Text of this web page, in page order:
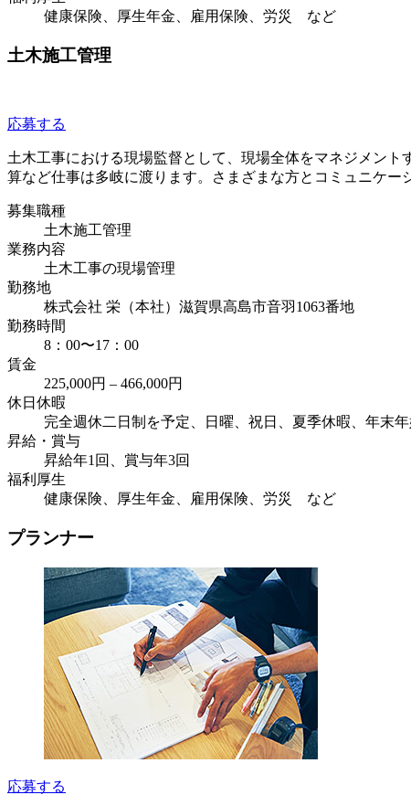
健康保険、厚生年金、雇用保険、労災 など
土木施工管理
応募する
土木工事における現場監督として、現場全体をマネジメン
算など仕事は多岐に渡ります。さまざまな方とコミュニケ
募集職種
土木施工管理
業務内容
土木工事の現場管理
勤務地
株式会社 栄（本社）滋賀県高島市音羽1063番地
勤務時間
8：00〜17：00
賃金
225,000円 – 466,000円
休日休暇
完全週休二日制を予定、日曜、祝日、夏季休暇、年末
昇給・賞与
昇給年1回、賞与年3回
福利厚生
健康保険、厚生年金、雇用保険、労災 など
プランナー
応募する